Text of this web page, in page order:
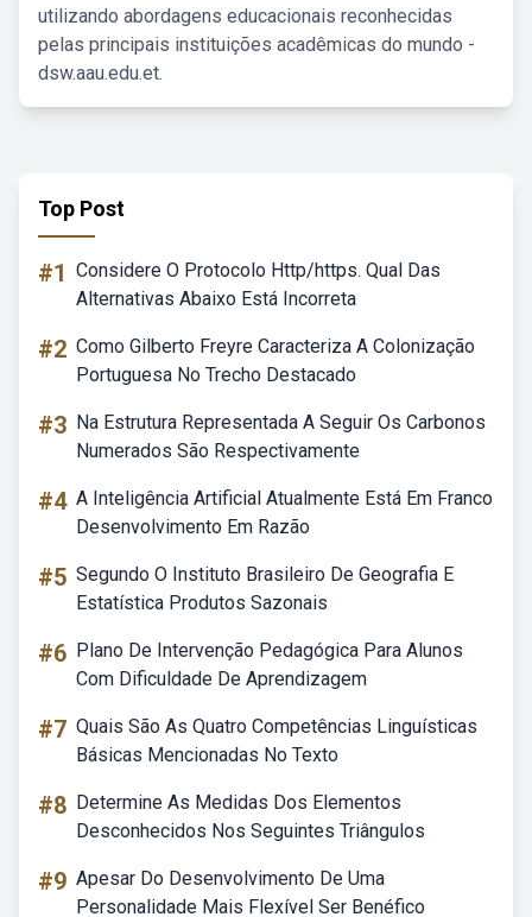
utilizando abordagens educacionais reconhecidas
pelas principais instituições acadêmicas do mundo -
dsw.aau.edu.et.
Top Post
#1 Considere O Protocolo Http/https. Qual Das
Alternativas Abaixo Está Incorreta
#2 Como Gilberto Freyre Caracteriza A Colonização
Portuguesa No Trecho Destacado
#3 Na Estrutura Representada A Seguir Os Carbonos
Numerados São Respectivamente
#4 A Inteligência Artificial Atualmente Está Em Franco
Desenvolvimento Em Razão
#5 Segundo O Instituto Brasileiro De Geografia E
Estatística Produtos Sazonais
#6 Plano De Intervenção Pedagógica Para Alunos
Com Dificuldade De Aprendizagem
#7 Quais São As Quatro Competências Linguísticas
Básicas Mencionadas No Texto
#8 Determine As Medidas Dos Elementos
Desconhecidos Nos Seguintes Triângulos
#9 Apesar Do Desenvolvimento De Uma
Personalidade Mais Flexível Ser Benéfico